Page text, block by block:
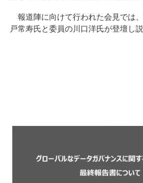
報道陣に向けて行われた会見では
戸常寿氏と委員の川口洋氏が登壇し説